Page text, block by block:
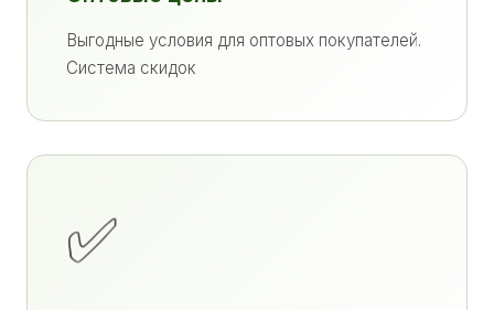
Выгодные условия для оптовых покупателей.
Система скидок
✅